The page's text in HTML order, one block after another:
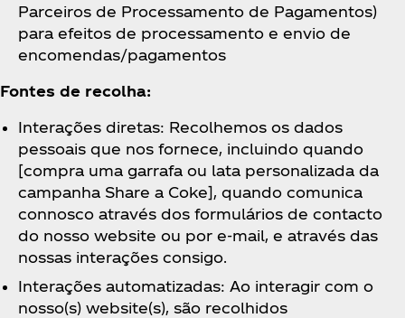
Parceiros de Processamento de Pagamentos)
para efeitos de processamento e envio de
encomendas/pagamentos
Fontes de recolha:
Interações diretas: Recolhemos os dados
pessoais que nos fornece, incluindo quando
[compra uma garrafa ou lata personalizada da
campanha Share a Coke], quando comunica
connosco através dos formulários de contacto
do nosso website ou por e-mail, e através das
nossas interações consigo.
Interações automatizadas: Ao interagir com o
nosso(s) website(s), são recolhidos